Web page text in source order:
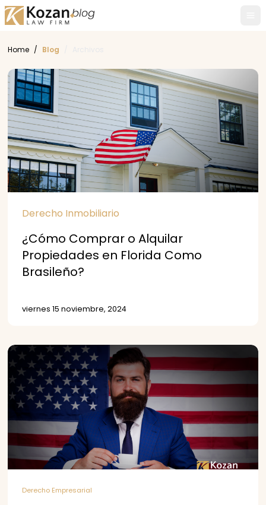
Home / Blog
Derecho Inmobiliario
¿Cómo Comprar o Alquilar
Propiedades en Florida Como
Brasileño?
viernes 15 noviembre, 2024
Derecho Empresarial